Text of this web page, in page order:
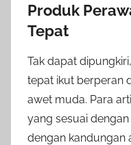
Produk
Tepat
Tak dapat
tepat ikut berperan
awet muda. Para
yang sesuai
dengan kandungan